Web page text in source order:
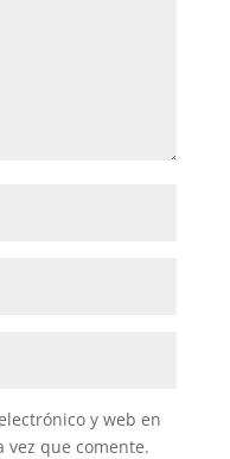
y web en
vez que comente.